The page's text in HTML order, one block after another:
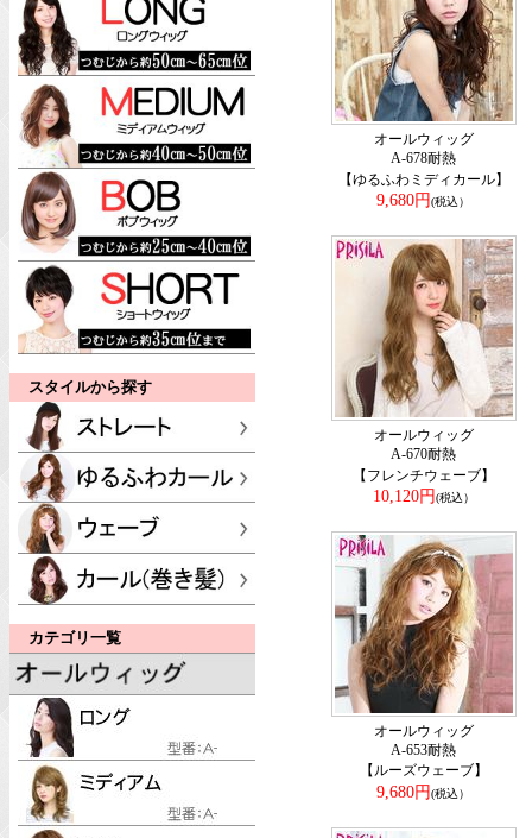
スタイルから探す
カテゴリ一覧
オールウィッグ
A-678耐熱
【ゆるふわミディカール】
9,680円(税込）
オールウィッグ
A-670耐熱
【フレンチウェーブ】
10,120円(税込）
オールウィッグ
A-653耐熱
【ルーズウェーブ】
9,680円(税込）